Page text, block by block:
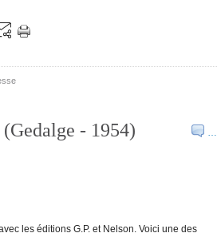
…
- 1954)
les éditions G.P. et Nelson. Voici une des